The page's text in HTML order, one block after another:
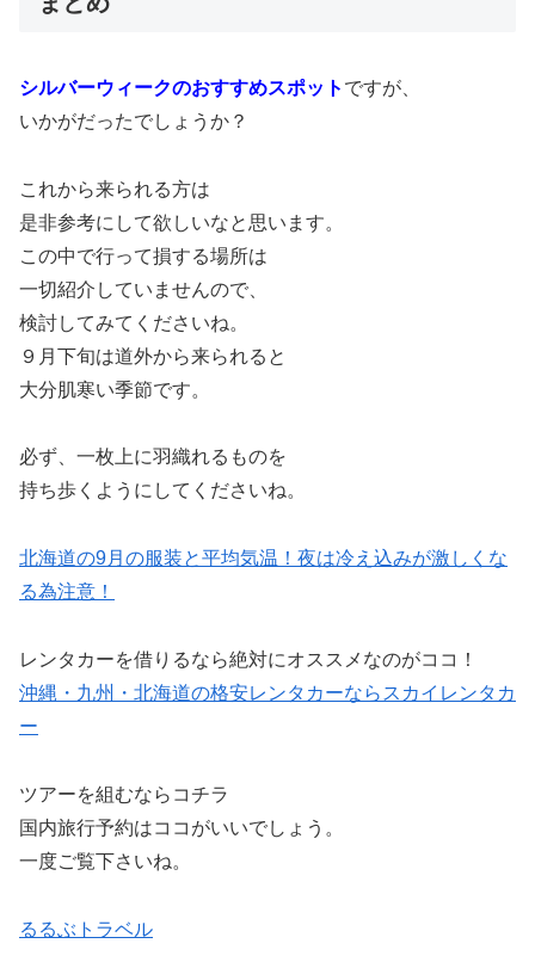
シルバーウィークのおすすめスポット ですが、
いかがだったでしょうか？
これから来られる方は
是非参考にして欲しいなと思います。
この中で行って損する場所は
一切紹介していませんので、
検討してみてくださいね。
９月下旬は道外から来られると
大分肌寒い季節です。
必ず、一枚上に羽織れるものを
持ち歩くようにしてくださいね。
北海道の9月の服装と平均気温！夜は冷え込みが激しくな
る為注意！
レンタカーを借りるなら絶対にオススメなのがココ！
沖縄・九州・北海道の格安レンタカーならスカイレンタカ
ー
ツアーを組むならコチラ
国内旅行予約はココがいいでしょう。
一度ご覧下さいね。
るるぶトラベル